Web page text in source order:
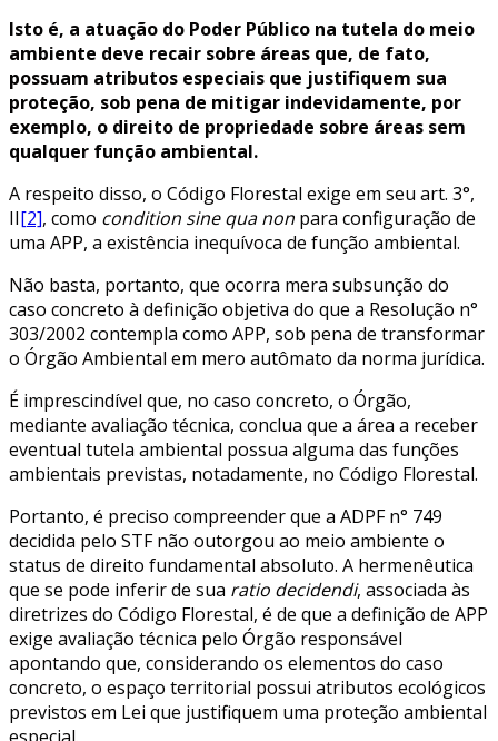
Isto é, a atuação do Poder Público na tutela do meio
ambiente deve recair sobre áreas que, de fato,
possuam atributos especiais que justifiquem sua
proteção, sob pena de mitigar indevidamente, por
exemplo, o direito de propriedade sobre áreas sem
qualquer função ambiental.
A respeito disso, o Código Florestal exige em seu art. 3°,
II[2], como condition sine qua non para configuração de
uma APP, a existência inequívoca de função ambiental.
Não basta, portanto, que ocorra mera subsunção do
caso concreto à definição objetiva do que a Resolução n°
303/2002 contempla como APP, sob pena de transformar
o Órgão Ambiental em mero autômato da norma jurídica.
É imprescindível que, no caso concreto, o Órgão,
mediante avaliação técnica, conclua que a área a receber
eventual tutela ambiental possua alguma das funções
ambientais previstas, notadamente, no Código Florestal.
Portanto, é preciso compreender que a ADPF n° 749
decidida pelo STF não outorgou ao meio ambiente o
status de direito fundamental absoluto. A hermenêutica
que se pode inferir de sua ratio decidendi, associada às
diretrizes do Código Florestal, é de que a definição de APP
exige avaliação técnica pelo Órgão responsável
apontando que, considerando os elementos do caso
concreto, o espaço territorial possui atributos ecológicos
previstos em Lei que justifiquem uma proteção ambiental
especial.